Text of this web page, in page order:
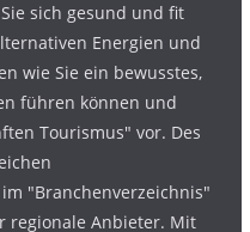
sich gesund und fit
Energien und
wie Sie ein bewusstes,
führen können und
Tourismus" vor. Des
"Branchenverzeichnis"
regionale Anbieter. Mit